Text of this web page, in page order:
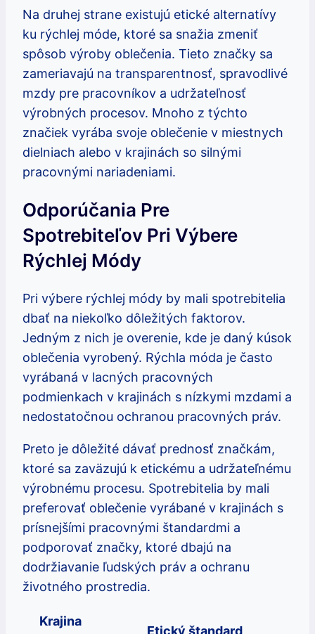
Na druhej strane existujú etické alternatívy
ku rýchlej móde, ktoré sa snažia zmeniť
spôsob výroby oblečenia. Tieto značky sa
zameriavajú na transparentnosť, spravodlivé
mzdy pre pracovníkov a udržateľnosť
výrobných procesov. Mnoho z týchto
značiek vyrába svoje oblečenie v miestnych
dielniach alebo v krajinách so silnými
pracovnými nariadeniami.
Odporúčania Pre
Spotrebiteľov Pri Výbere
Rýchlej Módy
Pri výbere rýchlej módy by mali spotrebitelia
dbať na niekoľko dôležitých faktorov.
Jedným z nich je overenie, kde je daný kúsok
oblečenia vyrobený. Rýchla móda je často
vyrábaná v lacných pracovných
podmienkach v krajinách s nízkymi mzdami a
nedostatočnou ochranou pracovných práv.
Preto je dôležité dávať prednosť značkám,
ktoré sa zaväzujú k etickému a udržateľnému
výrobnému procesu. Spotrebitelia by mali
preferovať oblečenie vyrábané v krajinách s
prísnejšími pracovnými štandardmi a
podporovať značky, ktoré dbajú na
dodržiavanie ľudských práv a ochranu
životného prostredia.
Krajina
Etický štandard